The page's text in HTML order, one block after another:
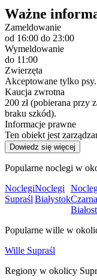
Ważne
Zameldowanie
od 16:00 do 23:00
Wymeldowanie
do 11:00
Zwierzęta
Akceptowane tylko psy.
Kaucja zwrotna
200 zł (pobierana przy
braku szkód).
Informacje prawne
Ten obiekt jest
Dowiedz się więcej
Popularne noclegi w
Noclegi
Supraśl
Noclegi
BiałystokCzarna
Popularne wille w
Wille Supraśl
Regiony w okolicy